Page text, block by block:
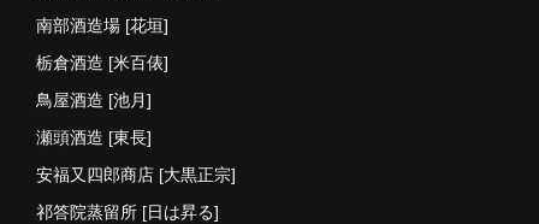
南部酒造場 [花垣]
栃倉酒造 [米百俵]
鳥屋酒造 [池月]
瀬頭酒造 [東長]
安福又四郎商店 [大黒正宗]
祁答院蒸留所 [日は昇る]